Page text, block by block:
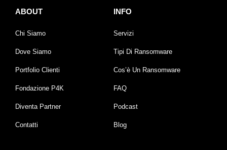
ABOUT
Chi Siamo
Dove Siamo
Portfolio Clienti
Fondazione P4K
Diventa Partner
Contatti
INFO
Servizi
Tipi Di Ransomware
Cos’è Un Ransomware
FAQ
Podcast
Blog